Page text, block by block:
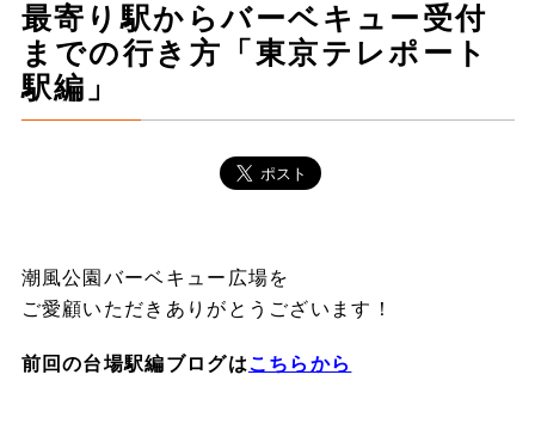
最寄り駅からバーベキュー受付
までの行き方「東京テレポート
駅編」
潮風公園バーベキュー広場を
ご愛顧いただきありがとうございます！
前回の台場駅編ブログはこちらから